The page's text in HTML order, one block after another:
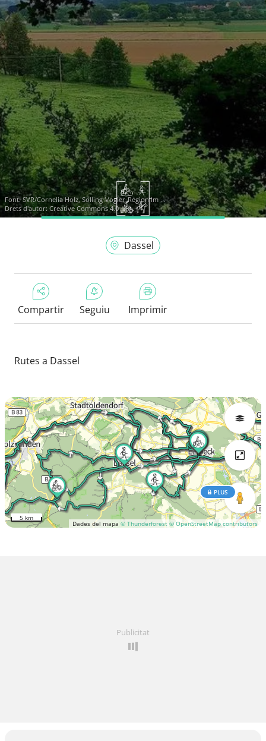
Font:SVR/Cornelia Holz, Solling-Vogler-Region im ...
Drets d'autor: Creative Commons 4.0
Dassel
Compartir Seguiu Imprimir
Rutes a Dassel
Dades del mapa © Thunderforest © OpenStreetMap contributors
PLUS
5 km
Publicitat